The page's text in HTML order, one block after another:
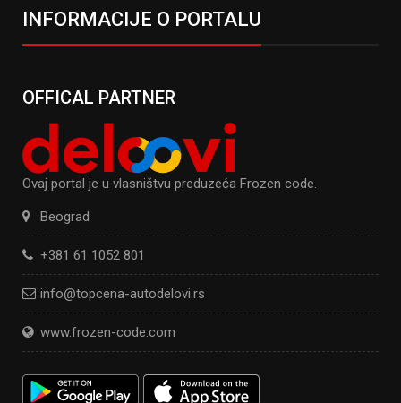
INFORMACIJE O PORTALU
OFFICAL PARTNER
Ovaj portal je u vlasništvu preduzeća Frozen code.
Beograd
+381 61 1052 801
info@topcena-autodelovi.rs
www.frozen-code.com